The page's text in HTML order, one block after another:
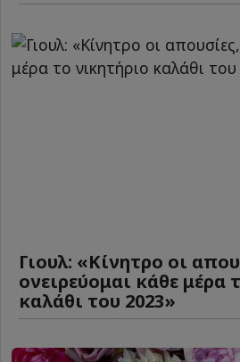
Γιουλ: «Κίνητρο οι
ονειρεύομαι κάθε μέρα
καλάθι του 2023»